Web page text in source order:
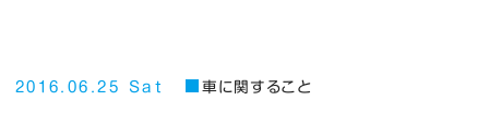
2016.06.25 Sat 車に関すること